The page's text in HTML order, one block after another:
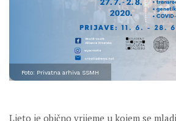
Foto: Privatna arhiva SSMH
Ljeto je obično vrijeme u kojem se